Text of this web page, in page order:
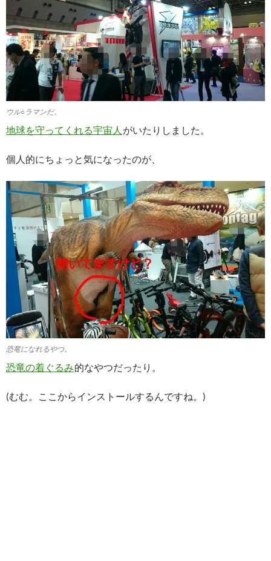
ウル○ラマンだ。
地球を守ってくれる宇宙人 がいたりしました。
個人的にちょっと気になったのが、
恐竜になれるやつ。
恐竜の着ぐるみ的なやつだったり。
(むむ。ここからインストールするんですね。)